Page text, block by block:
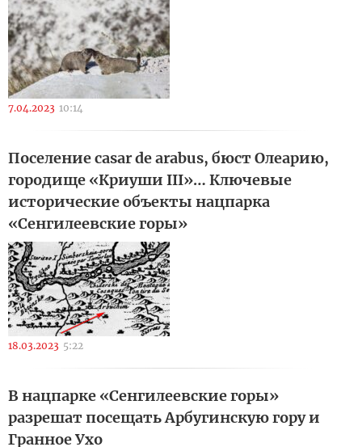
7.04.2023 10:14
Поселение сasar de arabus, бюст Олеарию,
городище «Криуши III»… Ключевые
исторические объекты нацпарка
«Cенгилеевские горы»
18.03.2023 5:22
В нацпарке «Сенгилеевские горы»
разрешат посещать Арбугинскую гору и
Гранное Ухо